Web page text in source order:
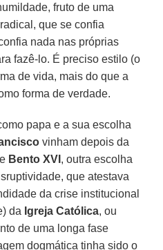
fruto de uma
que se confia
nada nas próprias
fazê-lo. É preciso estilo (o
de vida, mais do que a
forma de verdade.
papa e a sua escolha
vinham depois da
Bento XVI , outra escolha
que atestava
da crise institucional
da Igreja Católica, ou
de uma longa fase
dogmática tinha sido o